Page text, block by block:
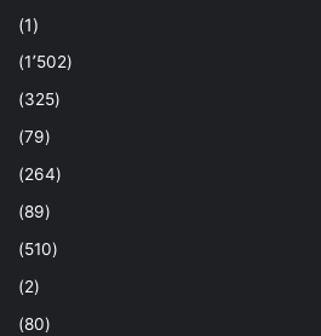
(1)
(1٬502)
(325)
(79)
(264)
(89)
(510)
(2)
(80)